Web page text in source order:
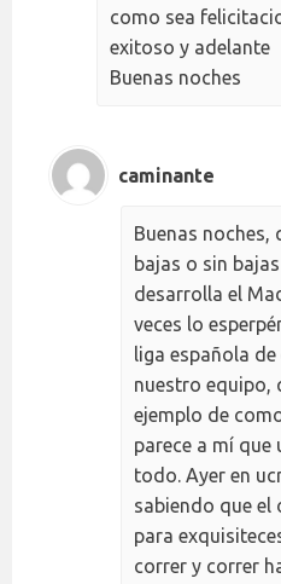
como sea
exitoso y adelante
Buenas noches
caminante
Buenas noches,
bajas o sin
desarrolla el
veces lo
liga española
nuestro equipo,
ejemplo de
parece a mí que
todo. Ayer en
sabiendo que el
para
correr y correr